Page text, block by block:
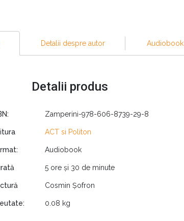
Detalii despre autor
Detalii produs
Zamperini-978-606-8739-29-8
ACT si Politon
Audiobook
5 ore și 30 de minute
Cosmin Șofron
0.08 kg